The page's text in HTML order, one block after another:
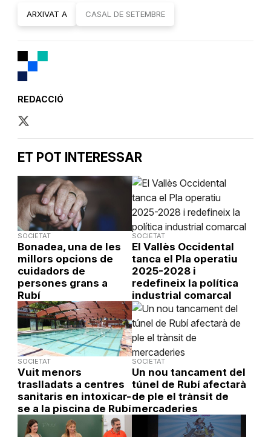
ARXIVAT A CASAL DE SETEMBRE
REDACCIÓ
ET POT INTERESSAR
SOCIETAT
Bonadea, una de les
millors opcions de
cuidadors de
persones grans a
Rubí
SOCIETAT
El Vallès Occidental
tanca el Pla operatiu
2025-2028 i
redefineix la política
industrial comarcal
SOCIETAT
Vuit menors
traslladats a centres
sanitaris en intoxicar-
se a la piscina de Rubí
SOCIETAT
Un nou tancament del
túnel de Rubí afectarà
de ple el trànsit de
mercaderies